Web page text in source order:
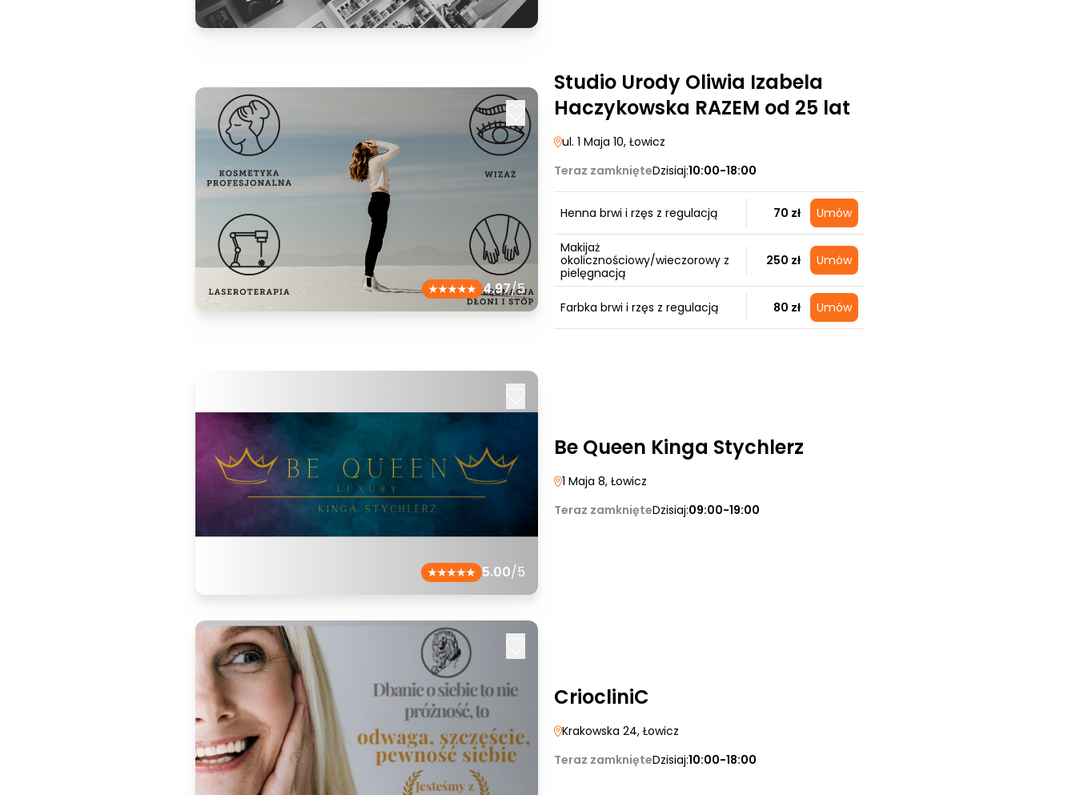
4.97/5
Studio Urody Oliwia Izabela
Haczykowska RAZEM od 25 lat
ul. 1 Maja 10, Łowicz
Teraz zamknięteDzisiaj:10:00-18:00
Henna brwi i rzęs z regulacją 70 zł Umów
Makijaż
okolicznościowy/wieczorowy z
pielęgnacją
250 zł Umów
Farbka brwi i rzęs z regulacją 80 zł Umów
5.00/5
Be Queen Kinga Stychlerz
1 Maja 8, Łowicz
Teraz zamknięteDzisiaj:09:00-19:00
CriocliniC
Krakowska 24, Łowicz
Teraz zamknięteDzisiaj:10:00-18:00